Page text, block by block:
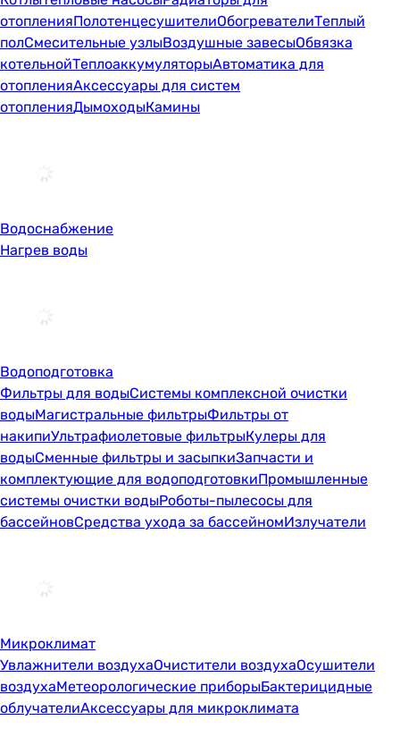
отопленияПолотенцесушителиОбогревателиТеплый
полСмесительные узлыВоздушные завесыОбвязка
котельнойТеплоаккумуляторыАвтоматика для
отопленияАксессуары для систем
отопленияДымоходыКамины
Водоснабжение
Нагрев воды
Водоподготовка
Фильтры для водыСистемы комплексной очистки
водыМагистральные фильтрыФильтры от
накипиУльтрафиолетовые фильтрыКулеры для
водыСменные фильтры и засыпкиЗапчасти и
комплектующие для водоподготовкиПромышленные
системы очистки водыРоботы-пылесосы для
бассейновСредства ухода за бассейномИзлучатели
Микроклимат
Увлажнители воздухаОчистители воздухаОсушители
воздухаМетеорологические приборыБактерицидные
облучателиАксессуары для микроклимата